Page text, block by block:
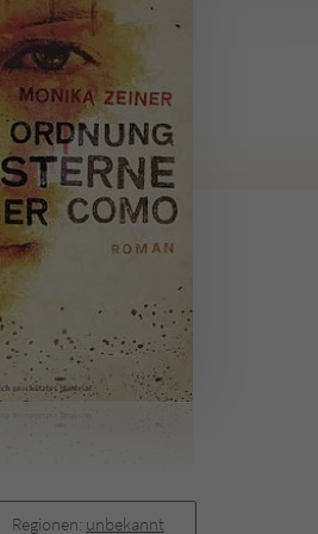
Regionen: unbekannt